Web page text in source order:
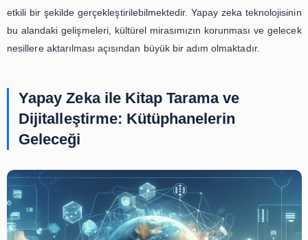
sağlamaktadır. Gelişmiş optik karakter tanıma (OCR)
sayesinde, kitap sayfaları hızlı bir şekilde taranmakta
dijital ortama aktarılmaktadır. Bu sayede insan
Ayrıca yapay zeka, kitapların sayfalarını
düzenleyerek, sayfa numaralarını ve bölümleri
düzenli bir dijital kopya oluşturmaktadır. Bu sayede
ortama aktarılması süreci daha hızlı ve verimli
gerçekleştirilmektedir.
Yapay zeka destekli kitap tarama ve dijitalleştirme